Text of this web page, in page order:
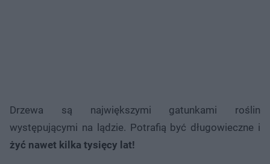
Drzewa są największymi gatunkami roślin
występującymi na lądzie. Potrafią być długowieczne i
żyć nawet kilka tysięcy lat!